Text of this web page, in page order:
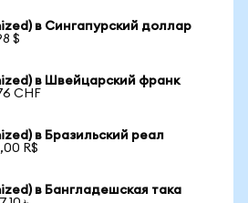
в Сингапурский доллар
$
в Швейцарский франк
CHF
в Бразильский реал
R$
в Бангладешская така